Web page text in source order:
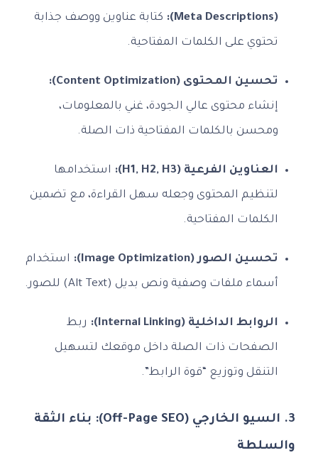
(Meta Descriptions): كتابة عناوين ووصف جذابة
تحتوي على الكلمات المفتاحية.
تحسين المحتوى (Content Optimization):
إنشاء محتوى عالي الجودة، غني بالمعلومات،
ومحسن بالكلمات المفتاحية ذات الصلة.
العناوين الفرعية (H1, H2, H3): استخدامها
لتنظيم المحتوى وجعله سهل القراءة، مع تضمين
الكلمات المفتاحية.
تحسين الصور (Image Optimization): استخدام
أسماء ملفات وصفية ونص بديل (Alt Text) للصور.
الروابط الداخلية (Internal Linking): ربط
الصفحات ذات الصلة داخل موقعك لتسهيل
التنقل وتوزيع “قوة الرابط”.
3. السيو الخارجي (Off-Page SEO): بناء الثقة
والسلطة